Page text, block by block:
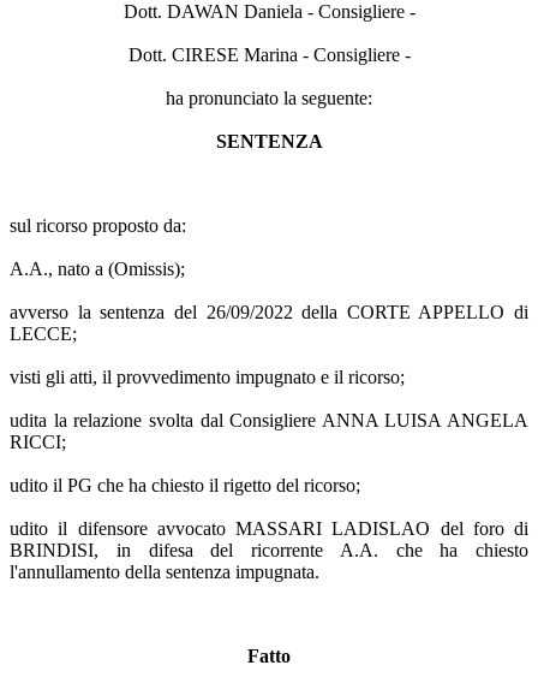
Dott. DAWAN Daniela - Consigliere -
Dott. CIRESE Marina - Consigliere -
ha pronunciato la seguente:
SENTENZA
sul ricorso proposto da:
A.A., nato a (Omissis);
avverso la sentenza del 26/09/2022 della CORTE APPELLO di
LECCE;
visti gli atti, il provvedimento impugnato e il ricorso;
udita la relazione svolta dal Consigliere ANNA LUISA ANGELA
RICCI;
udito il PG che ha chiesto il rigetto del ricorso;
udito il difensore avvocato MASSARI LADISLAO del foro di
BRINDISI, in difesa del ricorrente A.A. che ha chiesto
l'annullamento della sentenza impugnata.
Fatto